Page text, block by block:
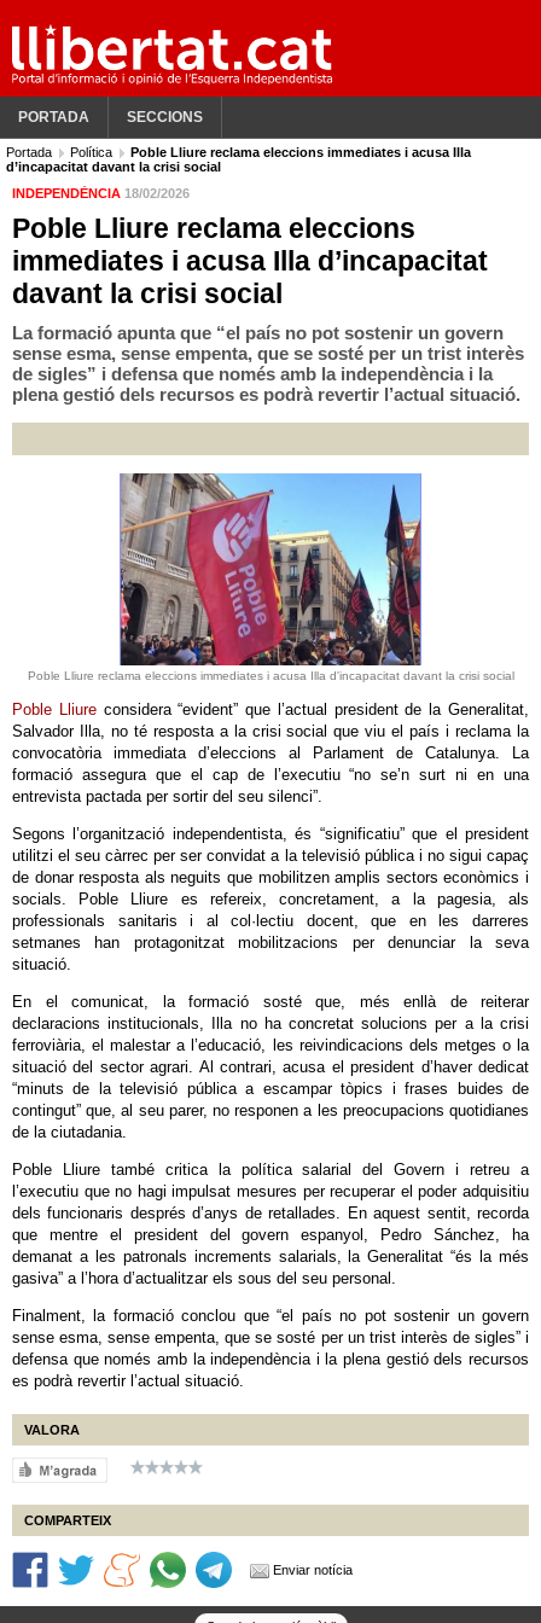
PORTADA SECCIONS
Portada Política
Poble Lliure reclama eleccions immediates i acusa Illa
d’incapacitat davant la crisi social
INDEPENDÈNCIA 18/02/2026
Poble Lliure reclama eleccions
immediates i acusa Illa d’incapacitat
davant la crisi social
La formació apunta que “el país no pot sostenir un govern
sense esma, sense empenta, que se sosté per un trist interès
de sigles” i defensa que només amb la independència i la
plena gestió dels recursos es podrà revertir l’actual situació.
Poble Lliure reclama eleccions immediates i acusa Illa d'incapacitat davant la crisi social
Poble Lliureconsidera “evident” que l’actual president de la Generalitat,
Salvador Illa, no té resposta a la crisi social que viu el país i reclama la
convocatòria immediata d’eleccions al Parlament de Catalunya. La
formació assegura que el cap de l’executiu “no se’n surt ni en una
entrevista pactada per sortir del seu silenci”.
Segons l’organització independentista, és “significatiu” que el president
utilitzi el seu càrrec per ser convidat a la televisió pública i no sigui capaç
de donar resposta als neguits que mobilitzen amplis sectors econòmics i
socials. Poble Lliure es refereix, concretament, a la pagesia, als
professionals sanitaris i al col·lectiu docent, que en les darreres
setmanes han protagonitzat mobilitzacions per denunciar la seva
situació.
En el comunicat, la formació sosté que, més enllà de reiterar
declaracions institucionals, Illa no ha concretat solucions per a la crisi
ferroviària, el malestar a l’educació, les reivindicacions dels metges o la
situació del sector agrari. Al contrari, acusa el president d’haver dedicat
“minuts de la televisió pública a escampar tòpics i frases buides de
contingut” que, al seu parer, no responen a les preocupacions quotidianes
de la ciutadania.
Poble Lliure també critica la política salarial del Govern i retreu a
l’executiu que no hagi impulsat mesures per recuperar el poder adquisitiu
dels funcionaris després d’anys de retallades. En aquest sentit, recorda
que mentre el president del govern espanyol, Pedro Sánchez, ha
demanat a les patronals increments salarials, la Generalitat “és la més
gasiva” a l’hora d’actualitzar els sous del seu personal.
Finalment, la formació conclou que “el país no pot sostenir un govern
sense esma, sense empenta, que se sosté per un trist interès de sigles” i
defensa que només amb la independència i la plena gestió dels recursos
es podrà revertir l’actual situació.
VALORA
COMPARTEIX
Enviar notícia